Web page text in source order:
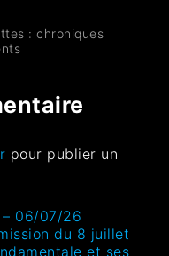
:chroniques
pour publier un
– 06/07/26
du 8 juillet
et ses